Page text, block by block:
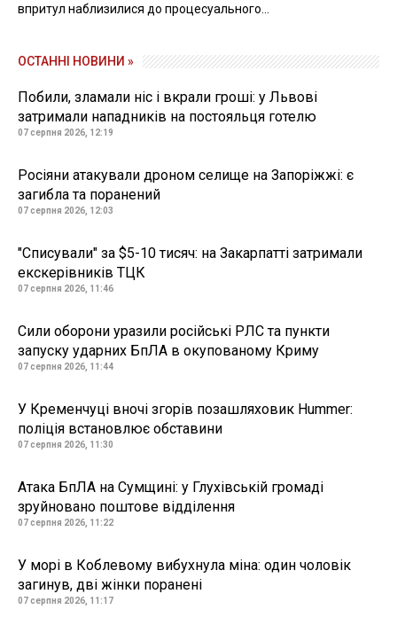
впритул наблизилися до процесуального...
ОСТАННІ НОВИНИ »
Побили, зламали ніс і вкрали гроші: у Львові
затримали нападників на постояльця готелю
07 серпня 2026, 12:19
Росіяни атакували дроном селище на Запоріжжі: є
загибла та поранений
07 серпня 2026, 12:03
"Списували" за $5-10 тисяч: на Закарпатті затримали
екскерівників ТЦК
07 серпня 2026, 11:46
Сили оборони уразили російські РЛС та пункти
запуску ударних БпЛА в окупованому Криму
07 серпня 2026, 11:44
У Кременчуці вночі згорів позашляховик Hummer:
поліція встановлює обставини
07 серпня 2026, 11:30
Атака БпЛА на Сумщині: у Глухівській громаді
зруйновано поштове відділення
07 серпня 2026, 11:22
У морі в Коблевому вибухнула міна: один чоловік
загинув, дві жінки поранені
07 серпня 2026, 11:17